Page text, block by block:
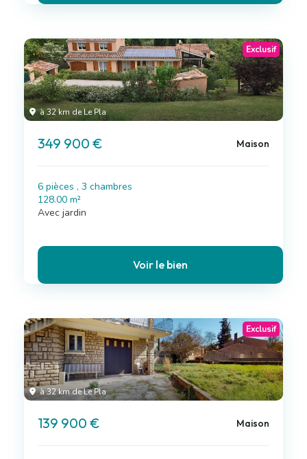
à 32 km de Le Pla
Exclusif
349 900 € Maison
6 pièces , 3 chambres
128.00 m²
Avec jardin
Voir le bien
à 32 km de Le Pla
Exclusif
139 900 € Maison